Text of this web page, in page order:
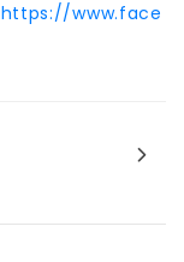
https://www.face